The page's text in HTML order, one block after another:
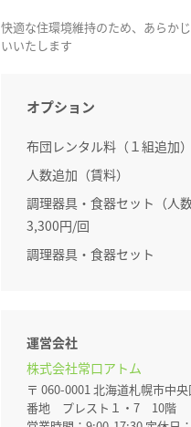
快適な住環境維持のため、あらか
いいたします
オプション
布団レンタル料（１組追加）
人数追加（賃料）
調理器具・食器セット（人数
3,300円/回
調理器具・食器セット
運営会社
株式会社常口アトム
〒 060-0001 北海道札幌市中
番地 プレスト１・7 10階